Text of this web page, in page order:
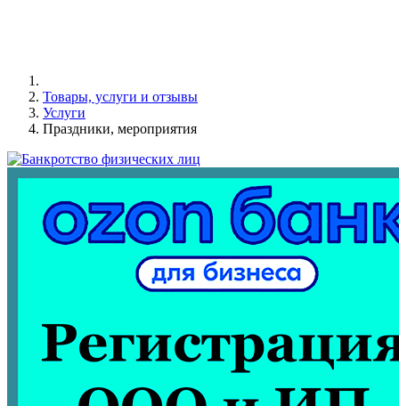
Товары, услуги и отзывы
Услуги
Праздники, мероприятия